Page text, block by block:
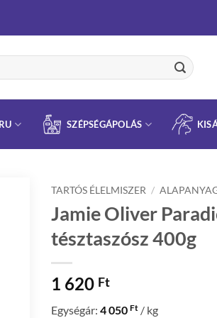
SZÉPSÉGÁPOLÁS
TARTÓS ÉLELMISZER /
Jamie Oliver
tésztaszósz 400g
1 620 Ft
Egységár: 4 050 Ft / kg